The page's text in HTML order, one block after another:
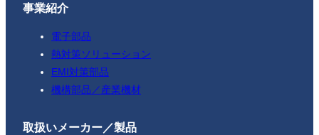
事業紹介
電子部品
熱対策ソリューション
EMI対策部品
機構部品／産業機材
取扱いメーカー／製品